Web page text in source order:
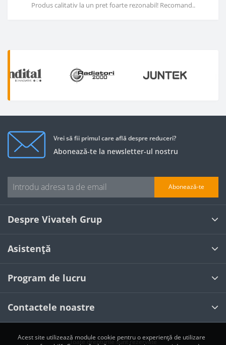
Produs calitativ la un pret foarte rezonabil! Recomand..
Vrei să fii primul care află despre reduceri?
Abonează-te la newsletter-ul nostru
Abonează-te
Despre Vivateh Grup
Asistență
Program de lucru
Contactele noastre
Toate drepturile sunt rezervate
Acest site utilizează module cookie pentru o experiență de utilizare